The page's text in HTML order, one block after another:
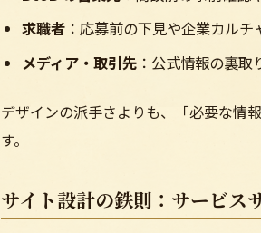
求職者：応募前の下見や企業カルチ
メディア・取引先：公式情報の裏取
デザインの派手さよりも、「必要な情
す。
サイト設計の鉄則：サービス